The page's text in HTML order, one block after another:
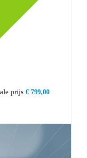
prijs € 799,00